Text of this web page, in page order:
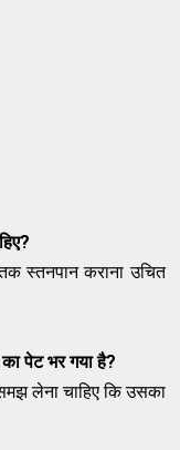
?
स्तनपान कराना उचित
पेट भर गया है?
लेना चाहिए कि उसका